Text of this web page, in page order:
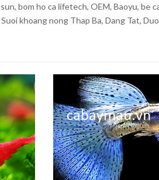
bom ho ca lifetech, OEM, Baoyu, be
khoang nong Thap Ba, Dang Tat,